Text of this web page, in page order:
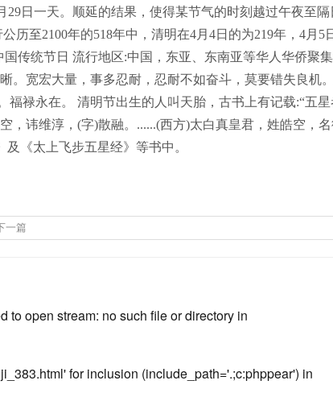
日一天。顺延的结果，使得某节气的时刻越过午夜至
至2100年的518年中，清明在4月4日的为219年，4月5
传统节日 流行地区:中国，东亚、东南亚等华人华侨聚
宽宏大量，事多忍耐，忍耐不如奋斗，莫要错失良机
禄永在。 清明节出生的人叫天胎，古书上有记载:“五
讳维淳，(字)散融。......(西方)太白真皇君，姓皓空，
《太上飞步五星经》等书中。
一篇
open stream: no such file or directory in
for inclusion (include_path='.;c:phppear') in